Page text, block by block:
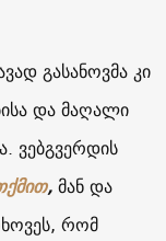
გასანოვმა კი
და მაღალი
ვებგვერდის
,მან და
რომ